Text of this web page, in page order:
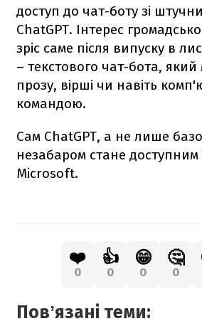
доступ до чат-боту зі
ChatGPT. Інтерес
зріс саме після випуску в
– текстового чат-бота,
прозу, вірші чи навіть
командою.
Сам ChatGPT, а не лише
незабаром стане доступним
Microsoft.
❤️
0
👍
0
😁
0
🤔
0
Повʼязані теми: